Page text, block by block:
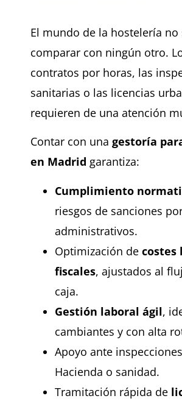
El mundo de la hostelería no
comparar con ningún otro.
contratos por horas, las
sanitarias o las licencias
requieren de una atención
Contar con una gestoría
en Madrid garantiza:
Cumplimiento
riesgos de sanciones
administrativos.
Optimización de costes
fiscales, ajustados al
caja.
Gestión laboral ágil,
cambiantes y con alta
Apoyo ante
Hacienda o sanidad.
Tramitación rápida de